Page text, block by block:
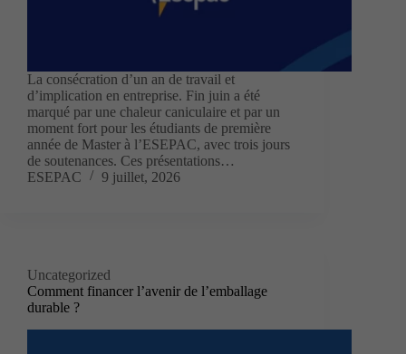
La consécration d’un an de travail et
d’implication en entreprise. Fin juin a été
marqué par une chaleur caniculaire et par un
moment fort pour les étudiants de première
année de Master à l’ESEPAC, avec trois jours
de soutenances. Ces présentations…
ESEPAC
9 juillet, 2026
Uncategorized
Comment financer l’avenir de l’emballage
durable ?